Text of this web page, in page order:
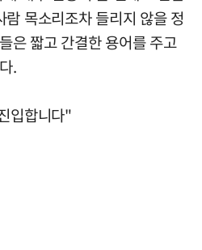
목소리조차 들리지 않을 정
은 짧고 간결한 용어를 주고
.
입합니다"